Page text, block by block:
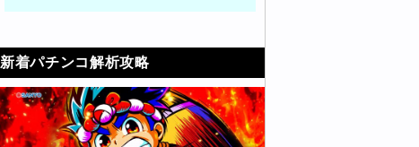
新着パチンコ解析攻略